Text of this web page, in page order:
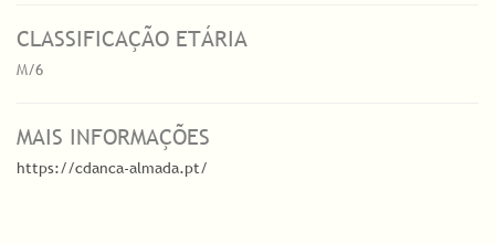
CLASSIFICAÇÃO ETÁRIA
M/6
MAIS INFORMAÇÕES
https://cdanca-almada.pt/